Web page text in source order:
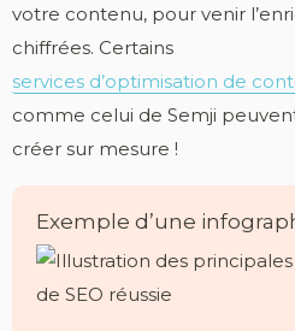
votre contenu, pour venir
chiffrées. Certains
services d’optimisation de
comme celui de Semji
créer sur mesure !
Exemple d’une